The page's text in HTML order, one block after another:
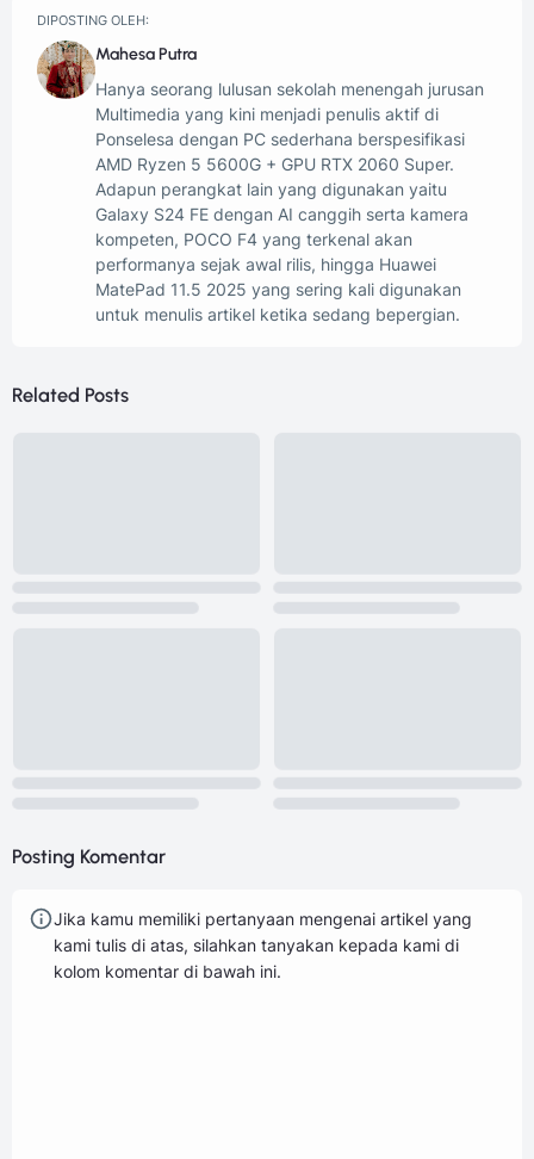
DIPOSTING OLEH:
Mahesa Putra
Hanya seorang lulusan sekolah menengah jurusan
Multimedia yang kini menjadi penulis aktif di
Ponselesa dengan PC sederhana berspesifikasi
AMD Ryzen 5 5600G + GPU RTX 2060 Super.
Adapun perangkat lain yang digunakan yaitu
Galaxy S24 FE dengan AI canggih serta kamera
kompeten, POCO F4 yang terkenal akan
performanya sejak awal rilis, hingga Huawei
MatePad 11.5 2025 yang sering kali digunakan
untuk menulis artikel ketika sedang bepergian.
Related Posts
Posting Komentar
Jika kamu memiliki pertanyaan mengenai artikel yang
kami tulis di atas, silahkan tanyakan kepada kami di
kolom komentar di bawah ini.